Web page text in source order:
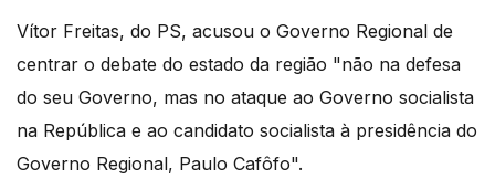
Vítor Freitas, do PS, acusou o Governo Regional de
centrar o debate do estado da região "não na defesa
do seu Governo, mas no ataque ao Governo socialista
na República e ao candidato socialista à presidência do
Governo Regional, Paulo Cafôfo".